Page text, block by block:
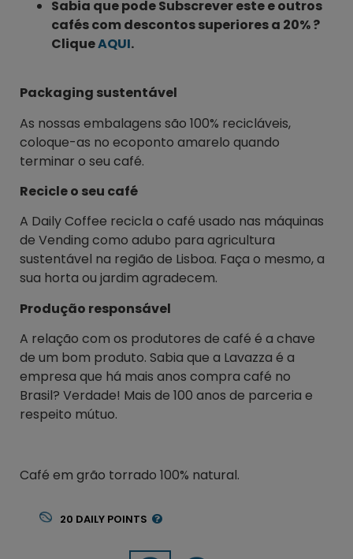
Sabia que pode Subscrever este e outros
cafés com descontos superiores a 20% ?
CliqueAQUI.
Packaging sustentável
As nossas embalagens são 100% recicláveis,
coloque-as no ecoponto amarelo quando
terminar o seu café.
Recicle o seu café
A Daily Coffee recicla o café usado nas máquinas
de Vending como adubo para agricultura
sustentável na região de Lisboa. Faça o mesmo, a
sua horta ou jardim agradecem.
Produção responsável
A relação com os produtores de café é a chave
de um bom produto. Sabia que a Lavazza é a
empresa que há mais anos compra café no
Brasil? Verdade! Mais de 100 anos de parceria e
respeito mútuo.
Café em grão torrado 100% natural.
20 DAILY POINTS